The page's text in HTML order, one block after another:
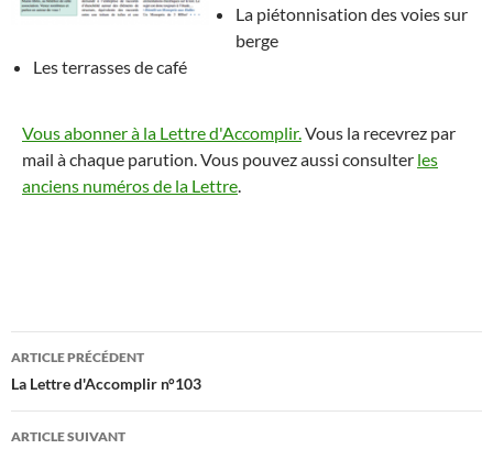
La piétonnisation des voies sur
berge
Les terrasses de café
Vous abonner à la Lettre d'Accomplir.Vous la recevrez par
mail à chaque parution. Vous pouvez aussi consulter les
anciens numéros de la Lettre.
Navigation
des
articles
ARTICLE PRÉCÉDENT
La Lettre d'Accomplir n°103
ARTICLE SUIVANT